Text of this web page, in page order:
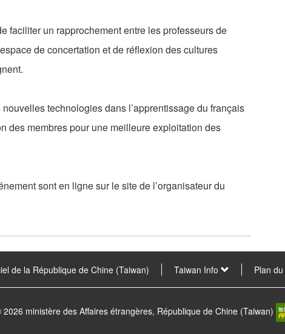
faciliter un rapprochement entre les professeurs de
de concertation et de réflexion des cultures
technologies dans l’apprentissage du français
des membres pour une meilleure exploitation des
sont en ligne sur le site de l’organisateur du
de la République de Chine (Taiwan) Taiwan Info Plan
ministère des Affaires étrangères, République de Chine (Taiwan)